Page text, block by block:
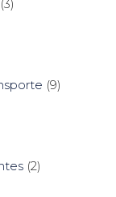
(3)
(9)
(2)